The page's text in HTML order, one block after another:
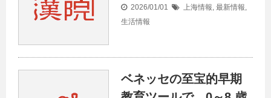
2026/01/01 上海情報, 最新情報,
生活情報
ベネッセの至宝的早期